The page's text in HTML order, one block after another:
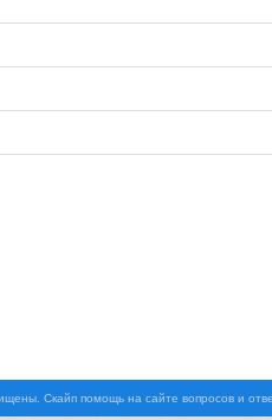
Скайп помощь на сайте вопросов и